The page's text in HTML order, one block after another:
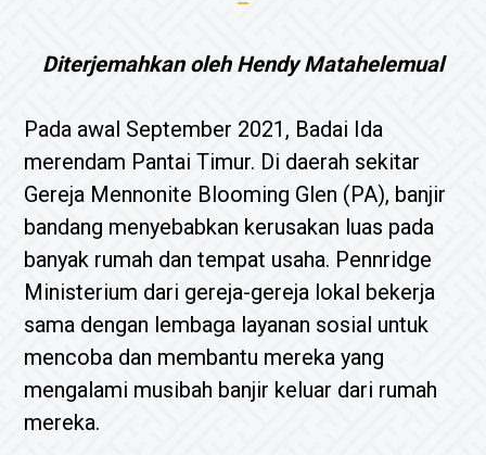
Diterjemahkan oleh Hendy Matahelemual
Pada awal September 2021, Badai Ida
merendam Pantai Timur. Di daerah sekitar
Gereja Mennonite Blooming Glen (PA), banjir
bandang menyebabkan kerusakan luas pada
banyak rumah dan tempat usaha. Pennridge
Ministerium dari gereja-gereja lokal bekerja
sama dengan lembaga layanan sosial untuk
mencoba dan membantu mereka yang
mengalami musibah banjir keluar dari rumah
mereka.